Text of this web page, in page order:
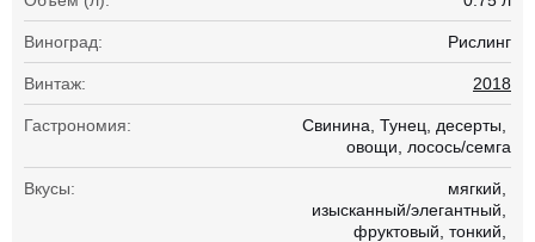
Виноград: Рислинг
Винтаж: 2018
Гастрономия: Свинина Тунец
десерты
овощи
лосось/семга
Вкусы:
мягкий
изысканный/элегантный
фруктовый тонкий